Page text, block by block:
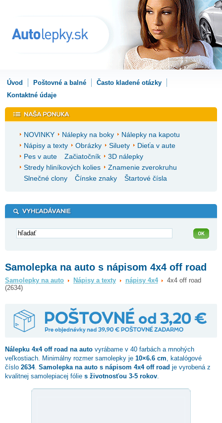
Úvod Poštovné a balné
Často kladené otázky
Kontaktné údaje
NOVINKY Nálepky na boky
Nálepky na kapotu
Nápisy a texty
Obrázky Siluety
Dieťa v aute
Pes v aute
Začiatočník
3D nálepky
Stredy hliníkových kolies
Znamenie zverokruhu
Slnečné clony
Čínske znaky Štartové čísla
Samolepka na auto s nápisom 4x4 off road
Samolepky na auto Nápisy a texty nápisy 4x4
4x4 off road
(2634)
Nálepku 4x4 off road na auto vyrábame v 40 farbách a mnohých
veľkostiach. Minimálny rozmer samolepky je 10×6.6 cm , katalógové
číslo 2634. Samolepka na auto s nápisom 4x4 off road je vyrobená z
kvalitnej samolepiacej fólie s životnosťou 3-5 rokov